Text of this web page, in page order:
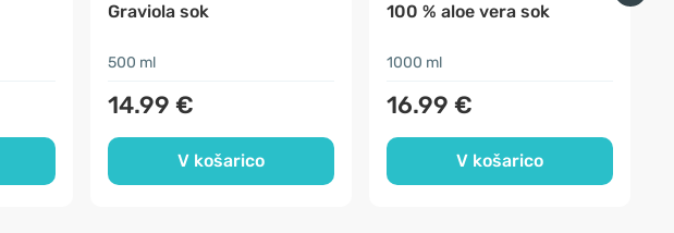
Graviola sok
500 ml
14.99 €
V košarico
100 % aloe vera sok
1000 ml
16.99 €
V košarico